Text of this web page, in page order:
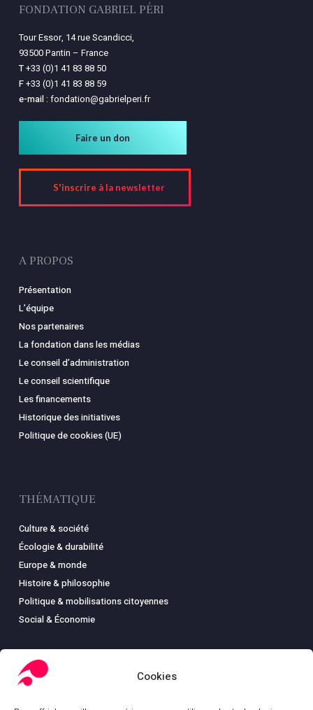
Cookies
FONDATION GABRIEL PÉRI
Tour Essor, 14 rue Scandicci,
93500 Pantin – France
T+33 (0)1 41 83 88 50
F+33 (0)1 41 83 88 59
e-mail : fondation@gabrielperi.fr
Faire un don
S'inscrire à la newsletter
A PROPOS
Présentation
L’équipe
Nos partenaires
La fondation dans les médias
Le conseil d’administration
Le conseil scientifique
Les financements
Historique des initiatives
Politique de cookies (UE)
THÉMATIQUE
Culture & société
Écologie & durabilité
Europe & monde
Histoire & philosophie
Politique & mobilisations citoyennes
Social & Économie
LIBRAIRIE